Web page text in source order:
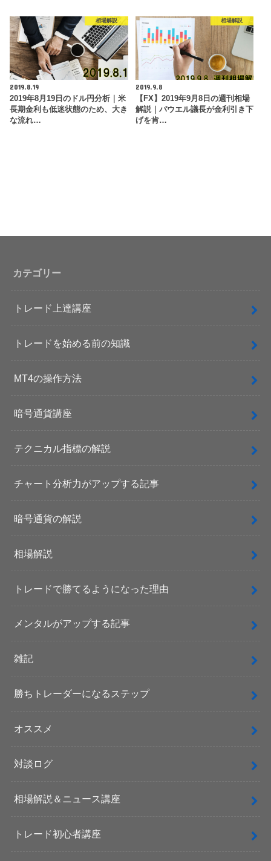
相場解説
2019.8.19
2019年8月19日のドル円分析｜米
長期金利も低迷状態のため、大き
な流れ…
相場解説
2019.9.8
【FX】2019年9月8日の週刊相場
解説｜パウエル議長が金利引き下
げを肯…
カテゴリー
トレード上達講座
トレードを始める前の知識
MT4の操作方法
暗号通貨講座
テクニカル指標の解説
チャート分析力がアップする記事
暗号通貨の解説
相場解説
トレードで勝てるようになった理由
メンタルがアップする記事
雑記
勝ちトレーダーになるステップ
オススメ
対談ログ
相場解説＆ニュース講座
トレード初心者講座